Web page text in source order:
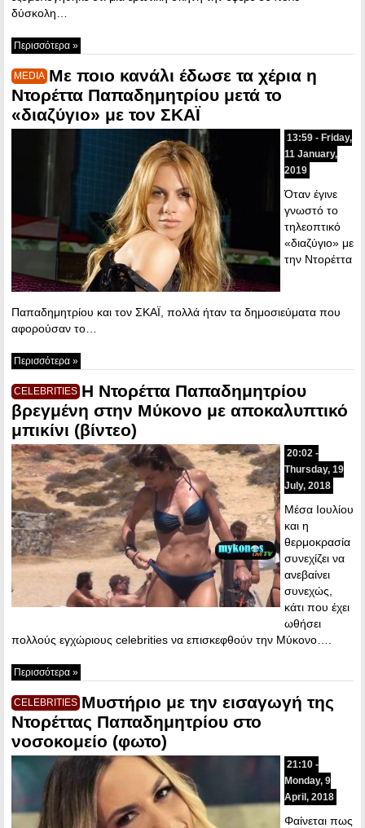
δύσκολη…
Περισσότερα »
MEDIA Με ποιο κανάλι έδωσε τα χέρια η
Ντορέττα Παπαδημητρίου μετά το
«διαζύγιο» με τον ΣΚΑΪ
13:59 - Friday,
11 January,
2019
Όταν έγινε
γνωστό το
τηλεοπτικό
«διαζύγιο» με
την Ντορέττα
Παπαδημητρίου και τον ΣΚΑΪ, πολλά ήταν τα δημοσιεύματα που
αφορούσαν το…
Περισσότερα »
CELEBRITIES Η Ντορέττα Παπαδημητρίου
βρεγμένη στην Μύκονο με αποκαλυπτικό
μπικίνι (βίντεο)
20:02 -
Thursday, 19
July, 2018
Μέσα Ιουλίου
και η
θερμοκρασία
συνεχίζει να
ανεβαίνει
συνεχώς,
κάτι που έχει
ωθήσει
πολλούς εγχώριους celebrities να επισκεφθούν την Μύκονο….
Περισσότερα »
CELEBRITIES Μυστήριο με την εισαγωγή της
Ντορέττας Παπαδημητρίου στο
νοσοκομείο (φωτο)
21:10 -
Monday, 9
April, 2018
Φαίνεται πως